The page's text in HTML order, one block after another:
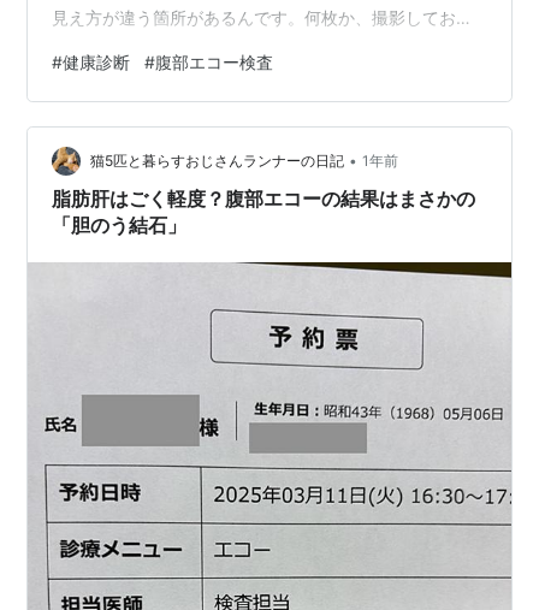
見え方が違う箇所があるんです。何枚か、撮影しておき
ーした時に、嚢胞（のうほう）が結構ありますねえ、っ
て言われたけど… 嚢胞って、特に問題ないんだよね… 大
丈夫、だよね…と思いつつ、帰宅。 時々不安になった
り、いやまさかな、と思い直したりしながら年末年始を
過ごす。 いつもより念入りな初詣。 ②年明け。健康診
断の検査結果を聞きに行く。 特に問題…
#健康診断 #腹部エコー検査
猫5匹と暮らすおじさんランナーの日記 • 1年前
脂肪肝はごく軽度？腹部エコーの結果はまさかの
「胆のう結石」